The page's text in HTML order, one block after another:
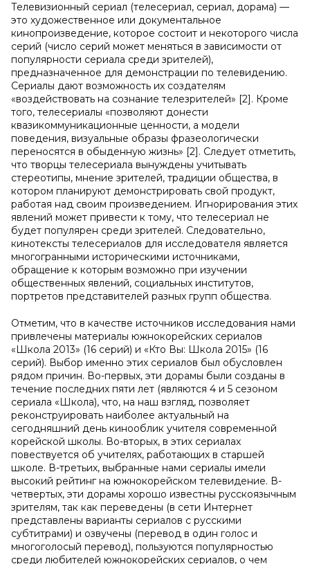
Телевизионный сериал (телесериал, сериал, дорама) —
это художественное или документальное
кинопроизведение, которое состоит и некоторого числа
серий (число серий может меняться в зависимости от
популярности сериала среди зрителей),
предназначенное для демонстрации по телевидению.
Сериалы дают возможность их создателям
«воздействовать на сознание телезрителей» [2]. Кроме
того, телесериалы «позволяют донести
квазикоммуникационные ценности, а модели
поведения, визуальные образы фразеологически
переносятся в обыденную жизнь» [2]. Следует отметить,
что творцы телесериала вынуждены учитывать
стереотипы, мнение зрителей, традиции общества, в
котором планируют демонстрировать свой продукт,
работая над своим произведением. Игнорирования этих
явлений может привести к тому, что телесериал не
будет популярен среди зрителей. Следовательно,
кинотексты телесериалов для исследователя является
многогранными историческими источниками,
обращение к которым возможно при изучении
общественных явлений, социальных институтов,
портретов представителей разных групп общества.
Отметим, что в качестве источников исследования нами
привлечены материалы южнокорейских сериалов
«Школа 2013» (16 серий) и «Кто Вы: Школа 2015» (16
серий). Выбор именно этих сериалов был обусловлен
рядом причин. Во-первых, эти дорамы были созданы в
течение последних пяти лет (являются 4 и 5 сезоном
сериала «Школа), что, на наш взгляд, позволяет
реконструировать наиболее актуальный на
сегодняшний день кинооблик учителя современной
корейской школы. Во-вторых, в этих сериалах
повествуется об учителях, работающих в старшей
школе. В-третьих, выбранные нами сериалы имели
высокий рейтинг на южнокорейском телевидение. В-
четвертых, эти дорамы хорошо известны русскоязычным
зрителям, так как переведены (в сети Интернет
представлены варианты сериалов с русскими
субтитрами) и озвучены (перевод в один голос и
многоголосый перевод), пользуются популярностью
среди любителей южнокорейских сериалов, о чем